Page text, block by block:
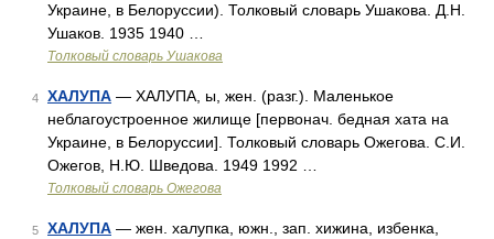
Украине, в Белоруссии). Толковый словарь Ушакова. Д.Н.
Ушаков. 1935 1940 …
Толковый словарь Ушакова
4 ХАЛУПА — ХАЛУПА, ы, жен. (разг.). Маленькое
неблагоустроенное жилище [первонач. бедная хата на
Украине, в Белоруссии]. Толковый словарь Ожегова. С.И.
Ожегов, Н.Ю. Шведова. 1949 1992 …
Толковый словарь Ожегова
5 ХАЛУПА — жен. халупка, южн., зап. хижина, избенка,